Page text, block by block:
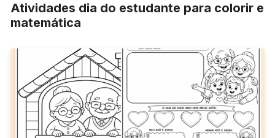
Atividades dia do estudante para colorir e
matemática